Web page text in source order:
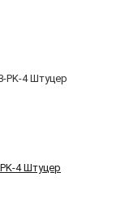
4 Штуцер